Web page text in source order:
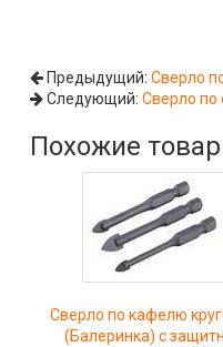
Предыдущий:Сверло
Следующий:Сверло по
Похожие
Сверло по кафелю
(Балеринка) с